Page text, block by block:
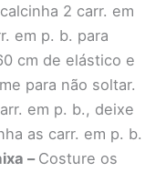
2 carr. em
em p. b. para
cm de elástico e
para não soltar.
em p. b., deixe
as carr. em p. b.
–Costure os